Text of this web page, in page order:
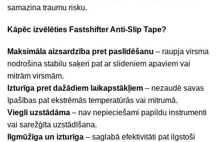
samazina traumu risku.
Kāpēc izvēlēties Fastshifter Anti-Slip Tape?
Maksimāla aizsardzība pret paslīdēšanu – raupja virsma
nodrošina stabilu saķeri pat ar slideniem apaviem vai
mitrām virsmām.
Izturīga pret dažādiem laikapstākļiem – nezaudē savas
īpašības pat ekstrēmās temperatūrās vai mitrumā.
Viegli uzstādāma – nav nepieciešami papildu instrumenti
vai sarežģīta uzstādīšana.
Ilgmūžīga un izturīga – saglabā efektivitāti pat ilgstoši